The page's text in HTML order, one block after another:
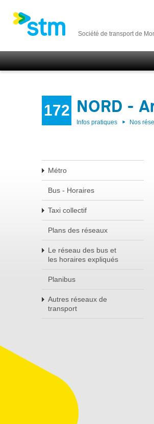
Société de transport de
172 NORD -
Infos pratiques Nos
Métro
Bus - Horaires
Taxi collectif
Plans des réseaux
Le réseau des bus et
les horaires expliqués
Planibus
Autres réseaux de
transport